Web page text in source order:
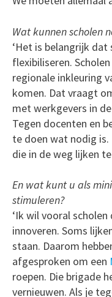
Wat kunnen scholen
‘Het is belangrijk dat
flexibiliseren.
regionale inkleuring
komen. Dat vraagt
met werkgevers in
Tegen docenten en
te doen wat nodig
die in de weg lijken te
En wat kunt u als
stimuleren?
‘Ik wil vooral
innoveren. Soms
staan. Daarom
afgesproken om een
roepen. Die brigade
vernieuwen. Als je